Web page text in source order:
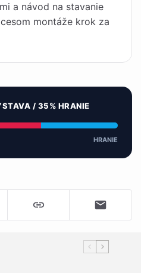
a návod na stavanie
montáže krok za
/ 35% HRANIE
HRANIE